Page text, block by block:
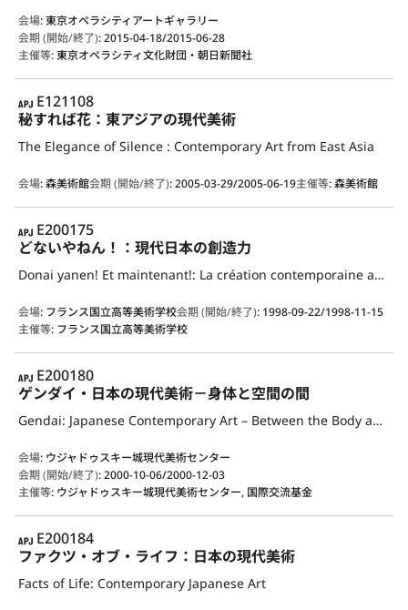
会場:東京オペラシティアートギャラリー
会期 (開始/終了):2015-04-18/2015-06-28
主催等:東京オペラシティ文化財団・朝日新聞社
APJ
E121108
秘すれば花：東アジアの現代美術
The Elegance of Silence : Contemporary Art from East Asia
会場:森美術館会期 (開始/終了):2005-03-29/2005-06-19主催等:森美術館
APJ
E200175
どないやねん！：現代日本の創造力
Donai yanen! Et maintenant!: La création contemporaine au Japon
会場: フランス国立高等美術学校会期 (開始/終了): 1998-09-22/1998-11-15
主催等: フランス国立高等美術学校
APJ
E200180
ゲンダイ・日本の現代美術－身体と空間の間
Gendai: Japanese Contemporary Art – Between the Body and Space
会場: ウジャドゥスキー城現代美術センター
会期 (開始/終了):2000-10-06/2000-12-03
主催等: ウジャドゥスキー城現代美術センター, 国際交流基金
APJ
E200184
ファクツ・オブ・ライフ：日本の現代美術
Facts of Life: Contemporary Japanese Art